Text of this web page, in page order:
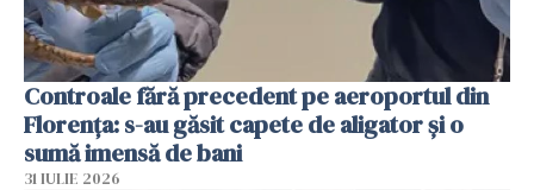
Controale fără precedent pe aeroportul din
Florența: s-au găsit capete de aligator și o
sumă imensă de bani
31 IULIE 2026